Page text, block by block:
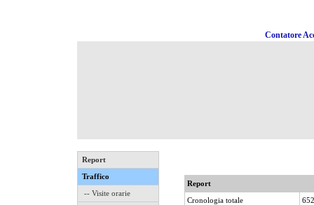
Contatore
Report
Traffico
-- Visite orarie
Report
Cronologia totale